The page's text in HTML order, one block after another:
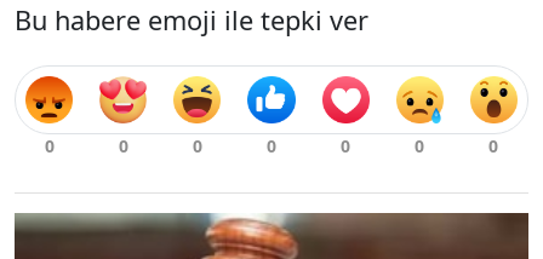
Bu habere emoji ile tepki ver